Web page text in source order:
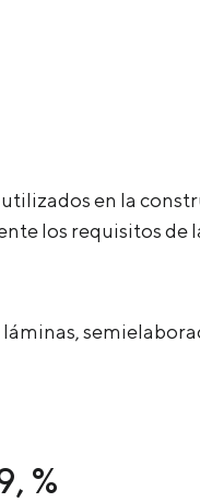
en la
los requisitos de
%